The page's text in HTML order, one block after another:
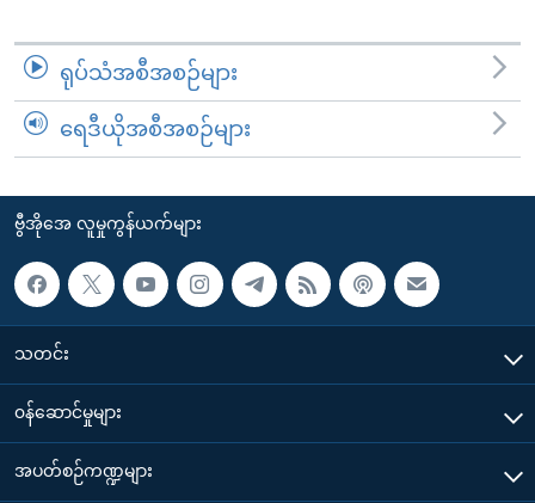
ရုပ်သံအစီအစဉ်များ
ရေဒီယိုအစီအစဉ်များ
ဗွီအိုအေ လူမှုကွန်ယက်များ
သတင်း
၀န်ဆောင်မှုများ
အပတ်စဉ်ကဏ္ဍများ